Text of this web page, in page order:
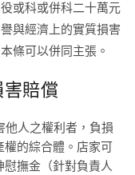
或科或併科二十萬元
與經濟上的實質損害
條可以併同主張。
賠償
他人之權利者，負損
權的綜合體。店家可
撫金（針對負責人